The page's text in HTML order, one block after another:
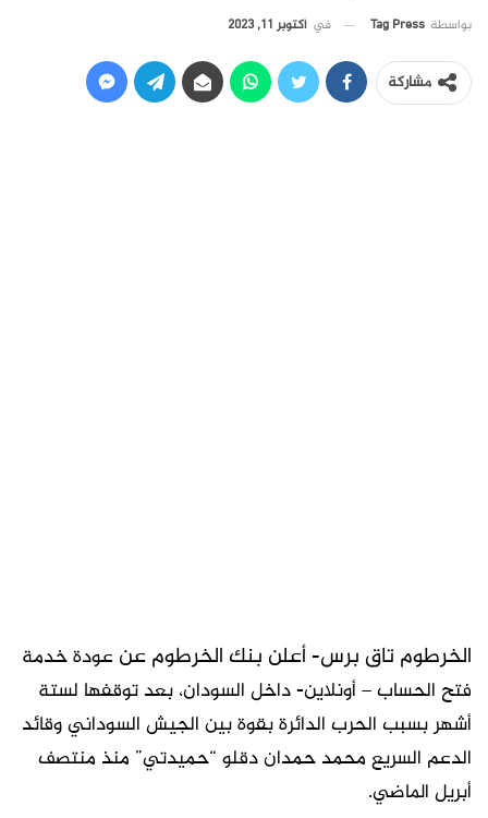
بواسطة Tag Press في أكتوبر 11, 2023
مشاركة
الخرطوم تاق برس- أعلن بنك الخرطوم عن عودة خدمة
فتح الحساب – أونلاين- داخل السودان، بعد توقفها لستة
أشهر بسبب الحرب الدائرة بقوة بين الجيش السوداني وقائد
الدعم السريع محمد حمدان دقلو “حميدتي” منذ منتصف
أبريل الماضي.